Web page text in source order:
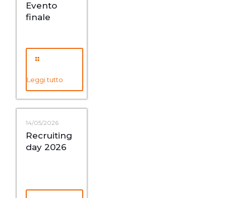
Evento
finale
Leggi tutto
14/05/2026
Recruiting
day 2026